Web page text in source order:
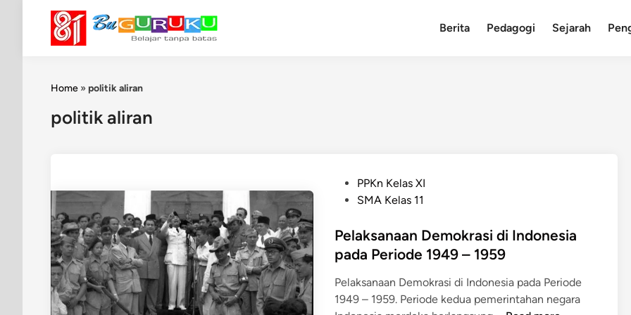
content
Berita Pedagogi Sejarah
Home » politik aliran
politik aliran
t
e
d
i
n
PPKn Kelas XI
SMA Kelas 11
Pelaksanaan Demokrasi di Indonesia
pada Periode 1949 – 1959
Pelaksanaan Demokrasi di Indonesia pada Periode
1949 – 1959. Periode kedua pemerintahan negara